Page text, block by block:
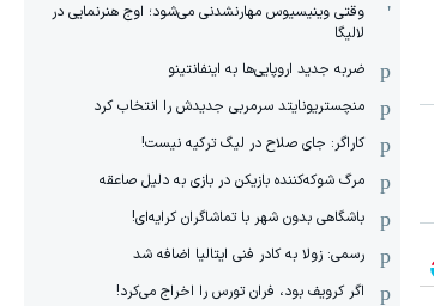
وقتی وینیسیوس مهارنشدنی می‌شود؛ اوج هنرنمایی در
لالیگا
ضربه جدید اروپایی‌ها به اینفانتینو
منچستریونایتد سرمربی جدیدش را انتخاب کرد
کاراگر: جای صلاح در لیگ ترکیه نیست!
مرگ شوکه‌کننده بازیکن در بازی به دلیل صاعقه
باشگاهی بدون شهر با تماشاگران کرایه‌ای!
رسمی: زولا به کادر فنی ایتالیا اضافه شد
اگر کرویف بود، فران تورس را اخراج می‌کرد!